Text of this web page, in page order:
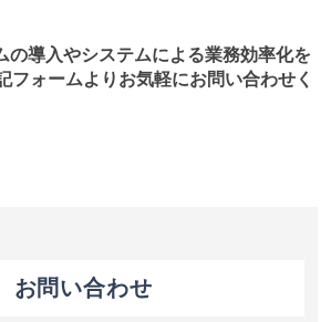
の導入やシステムによる業務効率化を
フォームよりお気軽にお問い合わせく
お問い合わせ